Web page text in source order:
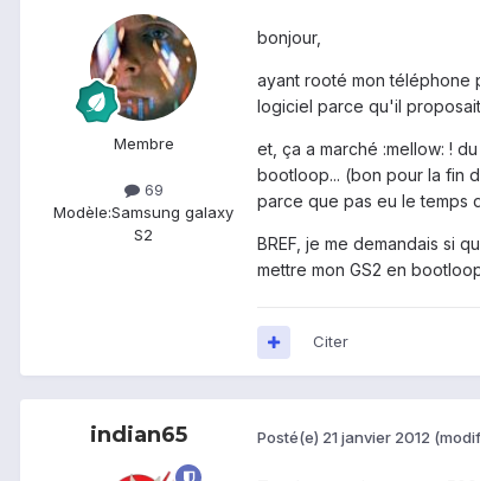
Membre
69
Modèle:Samsung galaxy
S2
bonjour,
ayant rooté mon téléphone
logiciel parce qu'il
et, ça a marché :mellow: !
bootloop... (bon pour la fin
parce que pas eu le temps
BREF, je me demandais si
mettre mon GS2 en
Citer
indian65 Posté(e) 21 janvier 2012